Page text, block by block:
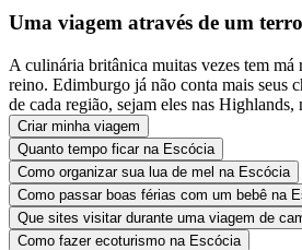
Uma viagem através de um
A culinária britânica muitas vezes tem má
reino. Edimburgo já não conta mais seus
de cada região, sejam eles nas
Criar minha viagem
Quanto tempo ficar na Escócia
Como organizar sua lua de mel na Escócia
Como passar boas férias com um bebê na
Que sites visitar durante uma viagem de
Como fazer ecoturismo na Escócia